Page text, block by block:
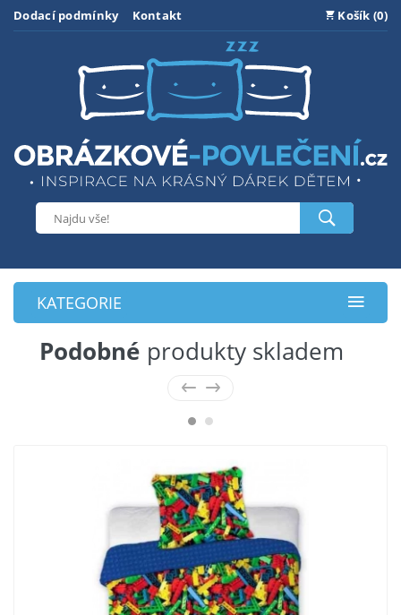
Dodací podmínky Kontakt Košík (0)
KATEGORIE
Podobné produkty skladem